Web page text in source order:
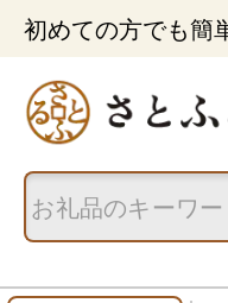
初めての方でも簡